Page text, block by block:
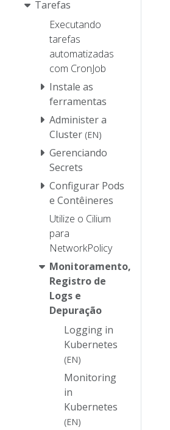
Tarefas
Executando
tarefas
automatizadas
com CronJob
Instale as
ferramentas
Administer a
Cluster (EN)
Gerenciando
Secrets
Configurar Pods
e Contêineres
Utilize o Cilium
para
NetworkPolicy
Monitoramento,
Registro de
Logs e
Depuração
Logging in
Kubernetes
(EN)
Monitoring
in
Kubernetes
(EN)